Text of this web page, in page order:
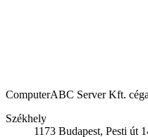
ComputerABC Server Kft.
Székhely
1173 Budapest, Pesti út